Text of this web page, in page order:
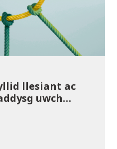
llesiant ac
uwch